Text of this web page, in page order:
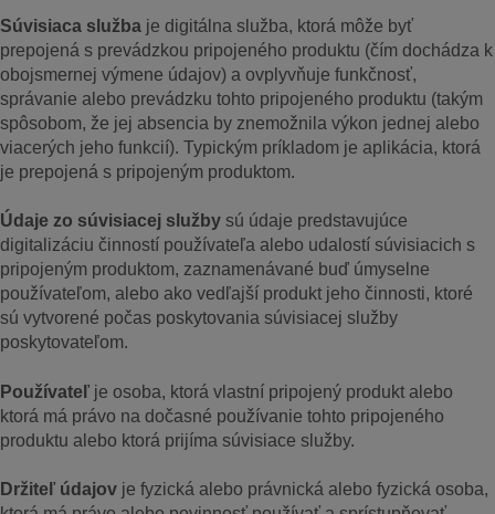
Súvisiaca služba je digitálna služba, ktorá môže byť
prepojená s prevádzkou pripojeného produktu (čím dochádza k
obojsmernej výmene údajov) a ovplyvňuje funkčnosť,
správanie alebo prevádzku tohto pripojeného produktu (takým
spôsobom, že jej absencia by znemožnila výkon jednej alebo
viacerých jeho funkcií). Typickým príkladom je aplikácia, ktorá
je prepojená s pripojeným produktom.
Údaje zo súvisiacej služby sú údaje predstavujúce
digitalizáciu činností používateľa alebo udalostí súvisiacich s
pripojeným produktom, zaznamenávané buď úmyselne
používateľom, alebo ako vedľajší produkt jeho činnosti, ktoré
sú vytvorené počas poskytovania súvisiacej služby
poskytovateľom.
Používateľ je osoba, ktorá vlastní pripojený produkt alebo
ktorá má právo na dočasné používanie tohto pripojeného
produktu alebo ktorá prijíma súvisiace služby.
Držiteľ údajov je fyzická alebo právnická alebo fyzická osoba,